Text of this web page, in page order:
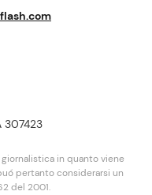
307423
in quanto viene
pertanto considerarsi un
del 2001.